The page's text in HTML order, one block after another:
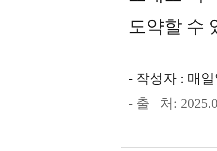
도약할 수
- 작성자 : 매
- 출 처: